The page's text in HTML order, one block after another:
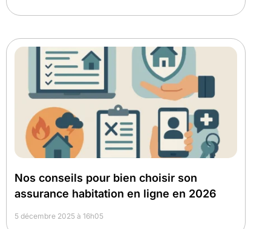
Nos conseils pour bien choisir son
assurance habitation en ligne en 2026
5 décembre 2025 à 16h05